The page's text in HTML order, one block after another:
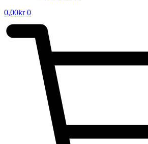
0,00kr 0